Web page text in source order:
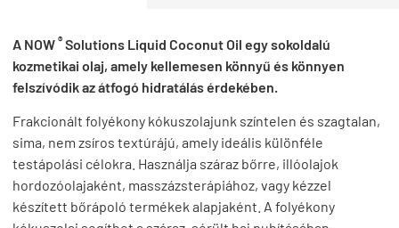
A NOW ® Solutions Liquid Coconut Oil egy sokoldalú
kozmetikai olaj, amely kellemesen könnyű és könnyen
felszívódik az átfogó hidratálás érdekében.
Frakcionált folyékony kókuszolajunk színtelen és szagtalan,
sima, nem zsíros textúrájú, amely ideális különféle
testápolási célokra. Használja száraz bőrre, illóolajok
hordozóolajaként, masszázsterápiához, vagy kézzel
készített bőrápoló termékek alapjaként. A folyékony